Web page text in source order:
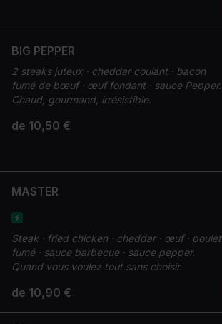
BIG PEPPER
2 steaks juteux · cheddar coulant · bacon
fumé de bœuf · œuf fondant · sauce Pepper.
Chaud, gourmand, irrésistible.
de 10,50 €
MASTER
Steak · fried chicken · cheddar · œuf · poulet
fumé · sauce barbecue · sauce pepper.
Quand vous voulez tout sans choisir.
de 10,90 €